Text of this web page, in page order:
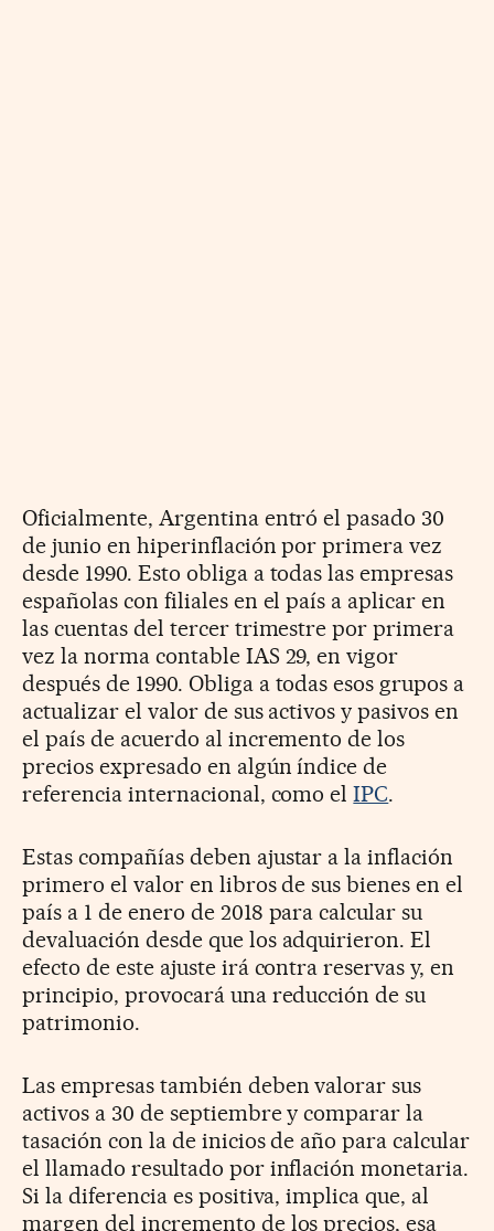
Oficialmente, Argentina entró el pasado 30
de junio en hiperinflación por primera vez
desde 1990. Esto obliga a todas las empresas
españolas con filiales en el país a aplicar en
las cuentas del tercer trimestre por primera
vez la norma contable IAS 29, en vigor
después de 1990. Obliga a todas esos grupos a
actualizar el valor de sus activos y pasivos en
el país de acuerdo al incremento de los
precios expresado en algún índice de
referencia internacional, como elIPC.
Estas compañías deben ajustar a la inflación
primero el valor en libros de sus bienes en el
país a 1 de enero de 2018 para calcular su
devaluación desde que los adquirieron. El
efecto de este ajuste irá contra reservas y, en
principio, provocará una reducción de su
patrimonio.
Las empresas también deben valorar sus
activos a 30 de septiembre y comparar la
tasación con la de inicios de año para calcular
el llamado resultado por inflación monetaria.
Si la diferencia es positiva, implica que, al
margen del incremento de los precios, esa